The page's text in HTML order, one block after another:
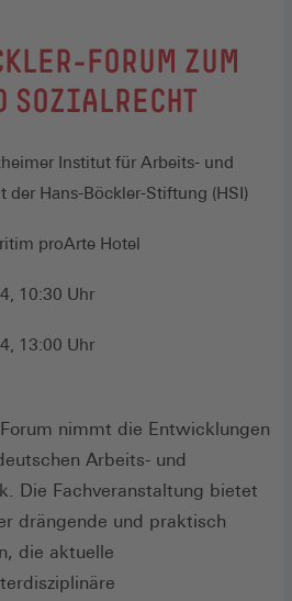
FORUM ZUM
SOZIALRECHT
Institut für Arbeits- und
der Hans-Böckler-Stiftung (HSI)
proArte Hotel
10:30 Uhr
13:00 Uhr
nimmt die Entwicklungen
Arbeits- und
Die Fachveranstaltung bietet
drängende und praktisch
die aktuelle